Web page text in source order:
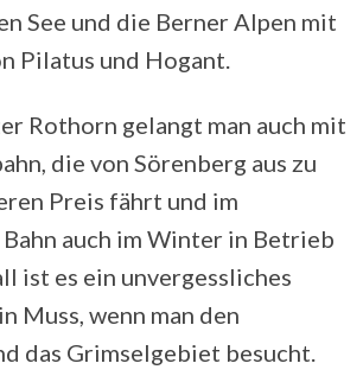
See und die Berner Alpen mit
Pilatus und Hogant.
Rothorn gelangt man auch mit
die von Sörenberg aus zu
Preis fährt und im
auch im Winter in Betrieb
ist es ein unvergessliches
Muss, wenn man den
das Grimselgebiet besucht.